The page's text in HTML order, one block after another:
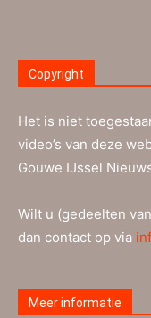
Copyright
Het is niet
video’s van deze
Gouwe IJssel
Wilt u (gedeelten
dan contact op via
Meer informatie